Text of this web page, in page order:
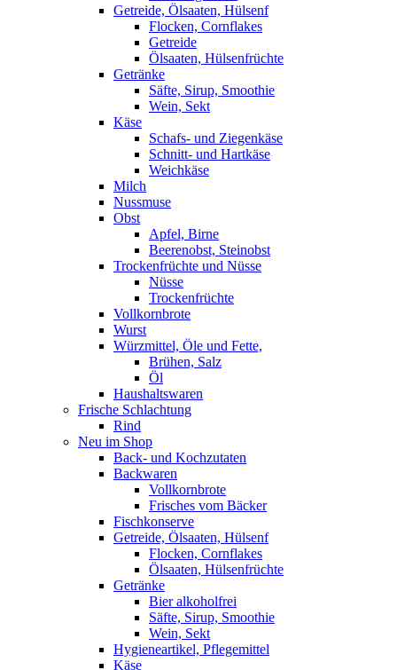
Getreide, Ölsaaten, Hülsenf
Flocken, Cornflakes
Getreide
Ölsaaten, Hülsenfrüchte
Getränke
Säfte, Sirup, Smoothie
Wein, Sekt
Käse
Schafs- und Ziegenkäse
Schnitt- und Hartkäse
Weichkäse
Milch
Nussmuse
Obst
Apfel, Birne
Beerenobst, Steinobst
Trockenfrüchte und Nüsse
Nüsse
Trockenfrüchte
Vollkornbrote
Wurst
Würzmittel, Öle und Fette,
Brühen, Salz
Öl
Haushaltswaren
Frische Schlachtung
Rind
Neu im Shop
Back- und Kochzutaten
Backwaren
Vollkornbrote
Frisches vom Bäcker
Fischkonserve
Getreide, Ölsaaten, Hülsenf
Flocken, Cornflakes
Ölsaaten, Hülsenfrüchte
Getränke
Bier alkoholfrei
Säfte, Sirup, Smoothie
Wein, Sekt
Hygieneartikel, Pflegemittel
Käse